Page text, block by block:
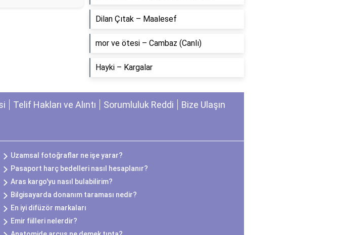
Dilan Çıtak – Maalesef
​mor ve ötesi – Cambaz (Canlı)
Hayki – Kargalar
Telif Hakları ve Alıntı Sorumluluk Reddi Bize Ulaşın
Uzamsal fotoğraflar ne işe yarar?
Pasaport harç bedelleri nasıl hesaplanır?
Aras kargo'yu nasıl bulabilirim?
Bilgisayarda donanım taraması nedir?
En iyi difüzör markaları
Emir fiilleri nelerdir?